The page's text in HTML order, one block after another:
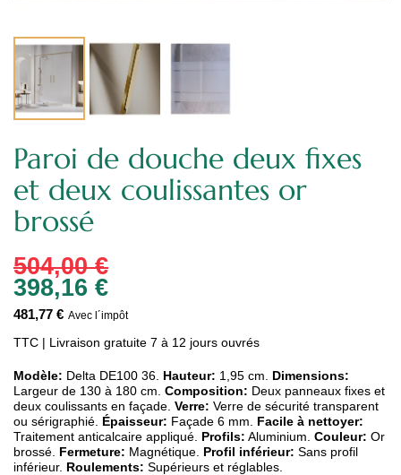
Paroi de douche deux fixes
et deux coulissantes or
brossé
504,00 €
398,16 €
481,77 € Avec l´impôt
TTC | Livraison gratuite 7 à 12 jours ouvrés
Modèle: Delta DE100 36. Hauteur: 1,95 cm. Dimensions:
Largeur de 130 à 180 cm. Composition: Deux panneaux fixes et
deux coulissants en façade. Verre: Verre de sécurité transparent
ou sérigraphié. Épaisseur: Façade 6 mm. Facile à nettoyer:
Traitement anticalcaire appliqué. Profils: Aluminium. Couleur: Or
brossé. Fermeture: Magnétique. Profil inférieur: Sans profil
inférieur. Roulements: Supérieurs et réglables.